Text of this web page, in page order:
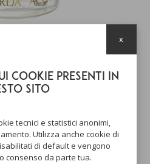
€
cookie presenti in
sito
tecnici e statistici anonimi,
Utilizza anche cookie di
di default e vengono
consenso da parte tua.
x